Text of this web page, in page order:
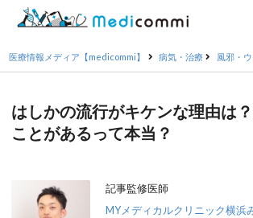
医療情報メディア【medicommi】 病気・治療 風邪・
はしかの流行がキケンな理由は
ことがあるって本当？
記事監修医師
MYメディカルクリニック横浜